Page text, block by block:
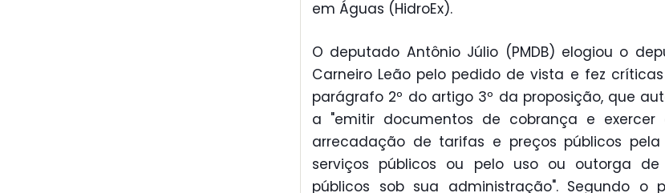
em Águas (HidroEx).
O deputado Antônio Júlio (PMDB) elogiou o
Carneiro Leão pelo pedido de vista e fez
parágrafo 2º do artigo 3º da proposição, que
a "emitir documentos de cobrança e exercer
arrecadação de tarifas e preços públicos
serviços públicos ou pelo uso ou outorga
públicos sob sua administração". Segundo o